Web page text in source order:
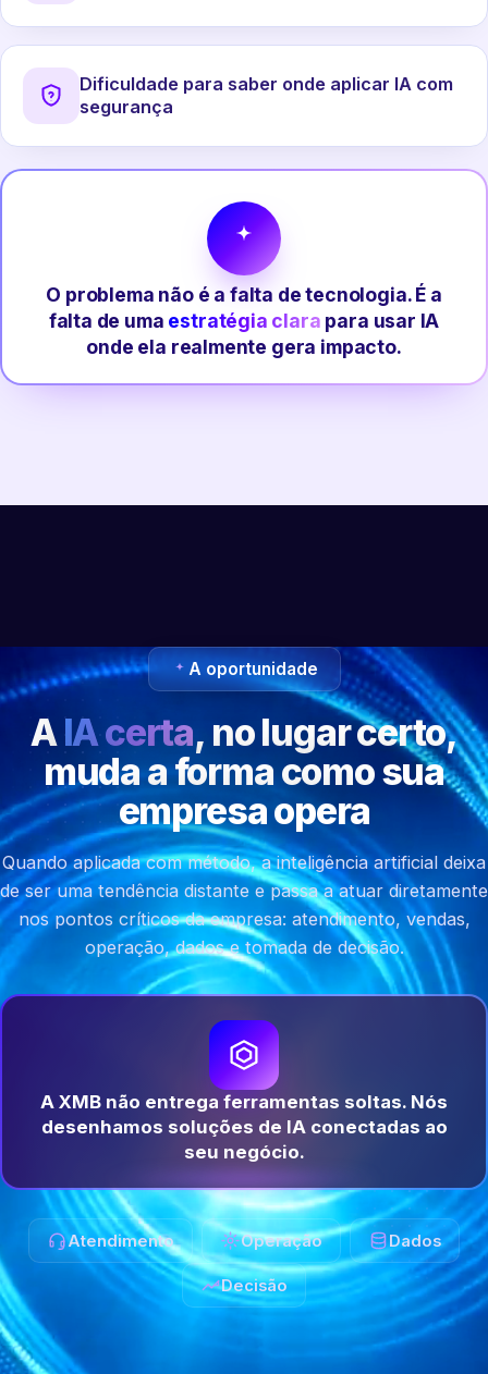
Dificuldade para saber onde aplicar IA com
segurança
O problema não é a falta de tecnologia. É a
falta de uma estratégia clara para usar IA
onde ela realmente gera impacto.
A oportunidade
AIA certa, no lugar certo,
muda a forma como sua
empresa opera
Quando aplicada com método, a inteligência artificial deixa
de ser uma tendência distante e passa a atuar diretamente
nos pontos críticos da empresa: atendimento, vendas,
operação, dados e tomada de decisão.
A XMB não entrega ferramentas soltas. Nós
desenhamos soluções de IA conectadas ao
seu negócio.
Atendimento Operação Dados
Decisão